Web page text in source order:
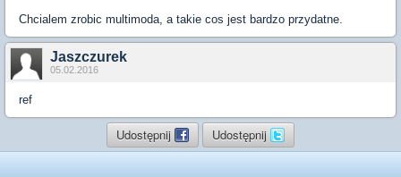
Chcialem zrobic multimoda, a takie cos jest bardzo przydatne.
Jaszczurek
05.02.2016
ref
Udostępnij Udostępnij